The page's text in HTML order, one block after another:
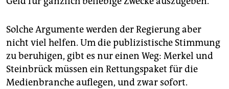
Solche Argumente werden der Regierung aber
nicht viel helfen. Um die publizistische Stimmung
zu beruhigen, gibt es nur einen Weg: Merkel und
Steinbrück müssen ein Rettungspaket für die
Medienbranche auflegen, und zwar sofort.